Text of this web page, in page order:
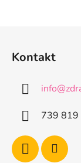
Kontakt
info@
739 819